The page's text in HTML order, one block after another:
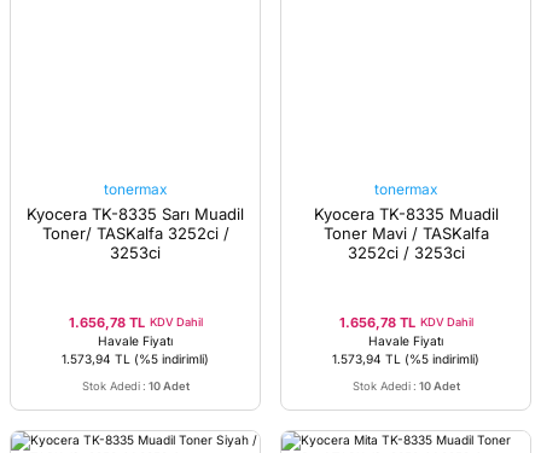
tonermax
Kyocera TK-8335 Sarı Muadil
Toner/ TASKalfa 3252ci /
3253ci
1.656,78 TL KDV Dahil
Havale Fiyatı
1.573,94 TL (%5 indirimli)
Stok Adedi : 10 Adet
tonermax
Kyocera TK-8335 Muadil
Toner Mavi / TASKalfa
3252ci / 3253ci
1.656,78 TL KDV Dahil
Havale Fiyatı
1.573,94 TL (%5 indirimli)
Stok Adedi : 10 Adet